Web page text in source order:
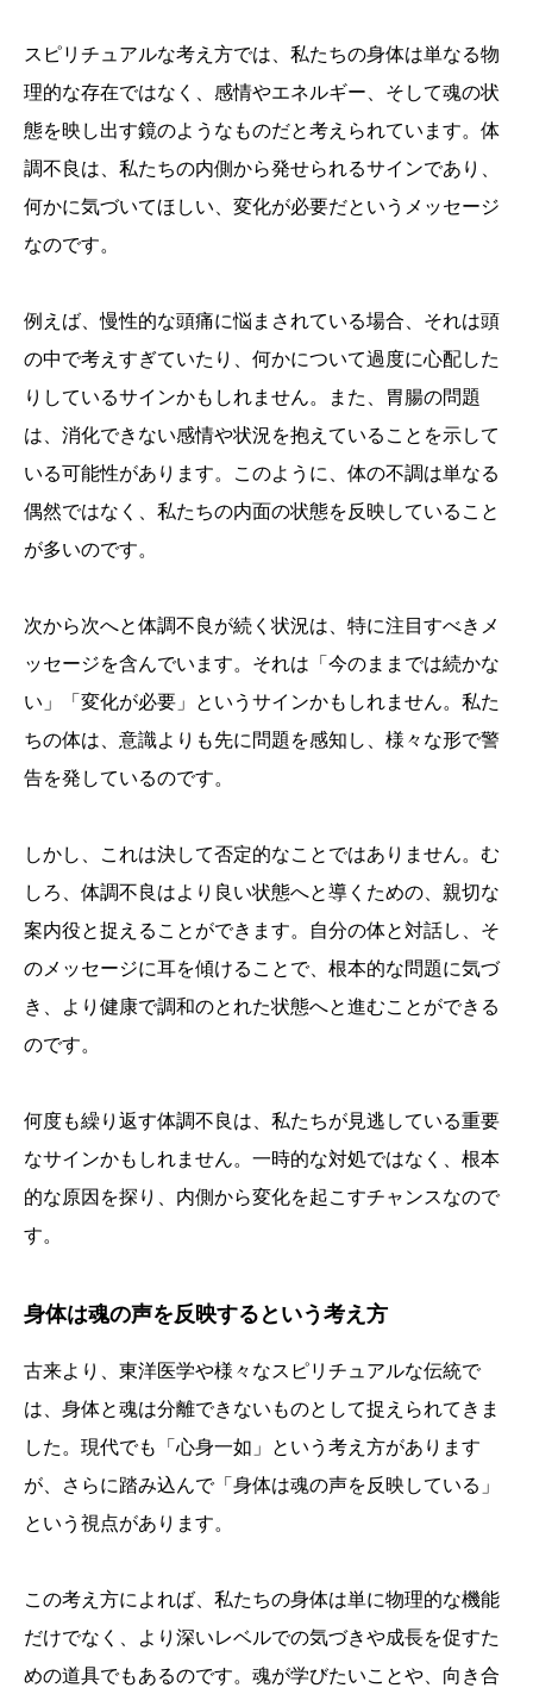
スピリチュアルな考え方では、私たちの身体は単なる物
理的な存在ではなく、感情やエネルギー、そして魂の状
態を映し出す鏡のようなものだと考えられています。体
調不良は、私たちの内側から発せられるサインであり、
何かに気づいてほしい、変化が必要だというメッセージ
なのです。
例えば、慢性的な頭痛に悩まされている場合、それは頭
の中で考えすぎていたり、何かについて過度に心配した
りしているサインかもしれません。また、胃腸の問題
は、消化できない感情や状況を抱えていることを示して
いる可能性があります。このように、体の不調は単なる
偶然ではなく、私たちの内面の状態を反映していること
が多いのです。
次から次へと体調不良が続く状況は、特に注目すべきメ
ッセージを含んでいます。それは「今のままでは続かな
い」「変化が必要」というサインかもしれません。私た
ちの体は、意識よりも先に問題を感知し、様々な形で警
告を発しているのです。
しかし、これは決して否定的なことではありません。む
しろ、体調不良はより良い状態へと導くための、親切な
案内役と捉えることができます。自分の体と対話し、そ
のメッセージに耳を傾けることで、根本的な問題に気づ
き、より健康で調和のとれた状態へと進むことができる
のです。
何度も繰り返す体調不良は、私たちが見逃している重要
なサインかもしれません。一時的な対処ではなく、根本
的な原因を探り、内側から変化を起こすチャンスなので
す。
身体は魂の声を反映するという考え方
古来より、東洋医学や様々なスピリチュアルな伝統で
は、身体と魂は分離できないものとして捉えられてきま
した。現代でも「心身一如」という考え方があります
が、さらに踏み込んで「身体は魂の声を反映している」
という視点があります。
この考え方によれば、私たちの身体は単に物理的な機能
だけでなく、より深いレベルでの気づきや成長を促すた
めの道具でもあるのです。魂が学びたいことや、向き合